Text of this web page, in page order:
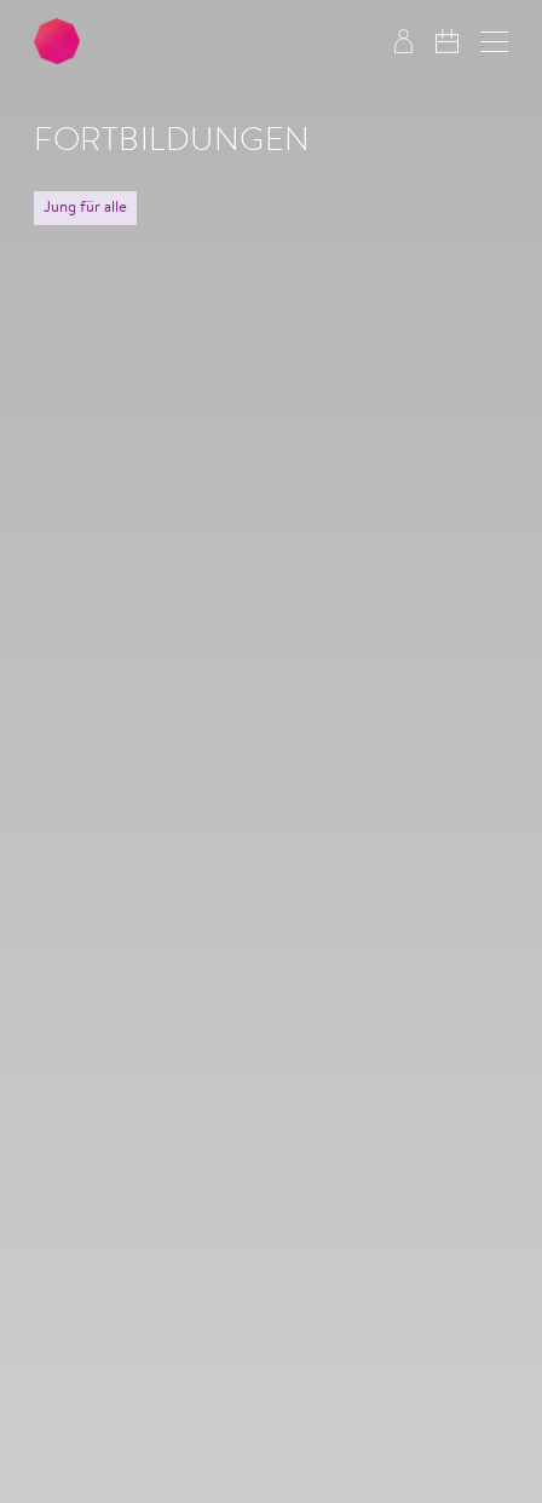
Zum Hauptinhalt springen Zum Footer springen
FORTBILDUNGEN
Jung für alle